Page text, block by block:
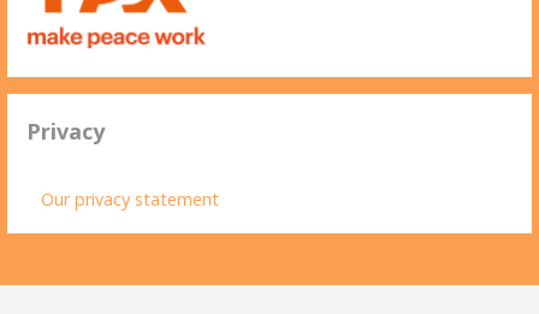
Privacy
Our privacy statement